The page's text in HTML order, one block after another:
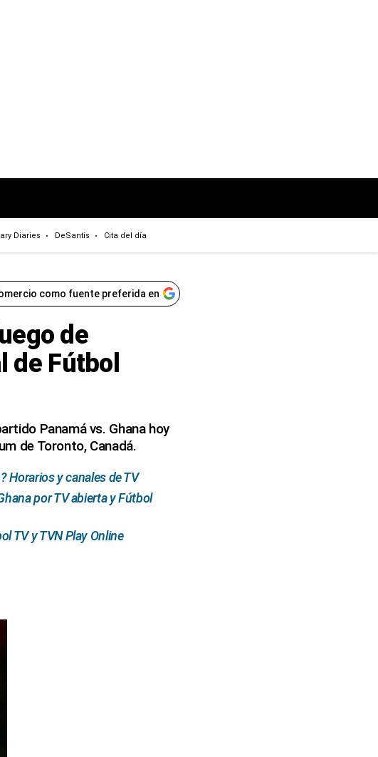
Diaries DeSantis Cita del día
como fuente preferida en
de
de Fútbol
Panamá vs. Ghana hoy
de Toronto, Canadá.
Horarios y canales de TV
por TV abierta y Fútbol
TV y TVN Play Online